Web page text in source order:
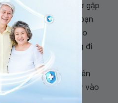
làm, làm tăng nguy cơ gặp
Chờ cho đến khi bạn
vụ của mình vào
thuốc và lên giường đi
rỗi để nằm yên trên
thuốc (4 - 8 giờ tùy vào